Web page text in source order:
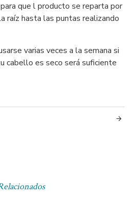
que l producto se reparta por
raíz hasta las puntas realizando
varias veces a la semana si
cabello es seco será suficiente